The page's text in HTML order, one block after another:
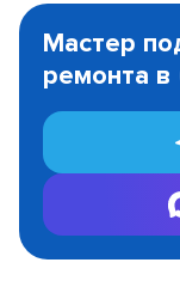
1
Мастер
ремонта в